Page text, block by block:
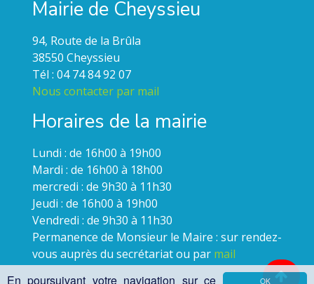
OK
En poursuivant votre navigation sur ce
Mairie de Cheyssieu
94, Route de la Brûla
38550 Cheyssieu
Tél : 04 74 84 92 07
Nous contacter par mail
Horaires de la mairie
Lundi : de 16h00 à 19h00
Mardi : de 16h00 à 18h00
mercredi : de 9h30 à 11h30
Jeudi : de 16h00 à 19h00
Vendredi : de 9h30 à 11h30
Permanence de Monsieur le Maire : sur rendez-
vous auprès du secrétariat ou par mail